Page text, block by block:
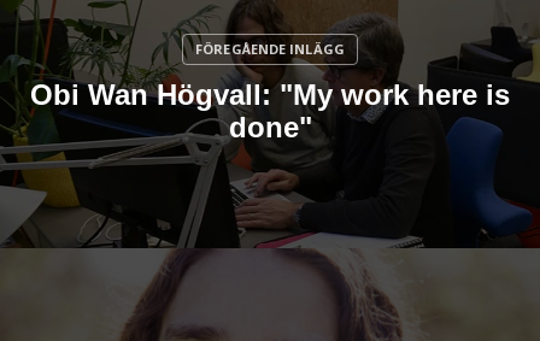
Obi Wan Högvall: "My work here is
done"